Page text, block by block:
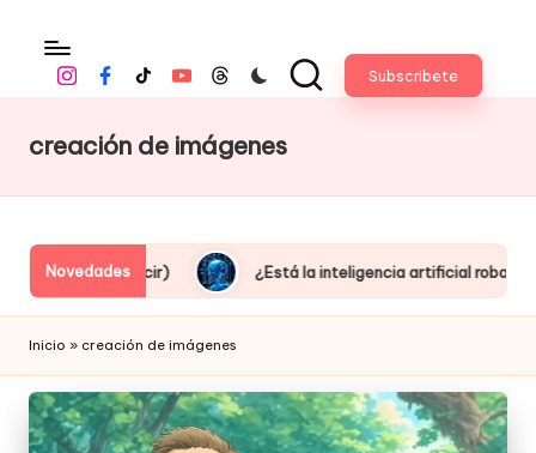
InstagramFacebookTiktokYoutubeThreads Subscribete
creación de imágenes
Novedades ¿Está la inteligencia artificial robando empleos o
Inicio » creación de imágenes